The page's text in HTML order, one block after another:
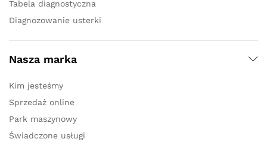
Tabela diagnostyczna
Diagnozowanie usterki
Nasza marka
Kim jesteśmy
Sprzedaż online
Park maszynowy
Świadczone usługi